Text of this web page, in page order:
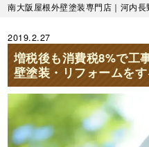
南大阪屋根外壁塗装専門店｜河内
2019.2.27
増税後も消費税8%で工
壁塗装・リフォームを